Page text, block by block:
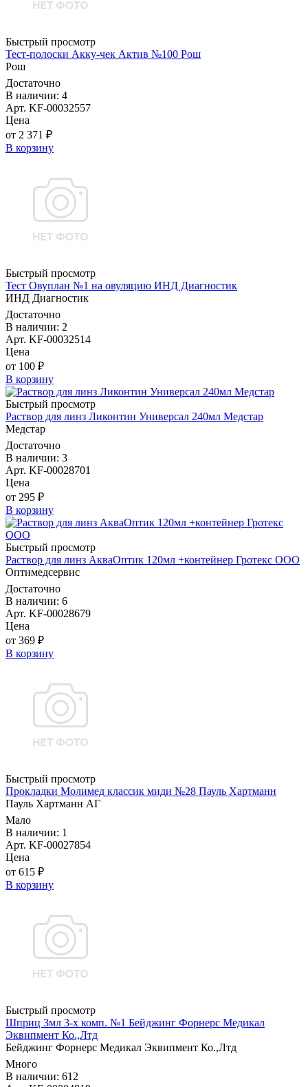
Быстрый просмотр
Тест-полоски Акку-чек Актив №100 Рош
Рош
Достаточно
В наличии: 4
Арт. KF-00032557
Цена
от 2 371 ₽
В корзину
Быстрый просмотр
Тест Овуплан №1 на овуляцию ИНД Диагностик
ИНД Диагностик
Достаточно
В наличии: 2
Арт. KF-00032514
Цена
от 100 ₽
В корзину
Быстрый просмотр
Раствор для линз Ликонтин Универсал 240мл Медстар
Медстар
Достаточно
В наличии: 3
Арт. KF-00028701
Цена
от 295 ₽
В корзину
Быстрый просмотр
Раствор для линз АкваОптик 120мл +контейнер Гротекс ООО
Оптимедсервис
Достаточно
В наличии: 6
Арт. KF-00028679
Цена
от 369 ₽
В корзину
Быстрый просмотр
Прокладки Молимед классик миди №28 Пауль Хартманн
Пауль Хартманн AГ
Мало
В наличии: 1
Арт. KF-00027854
Цена
от 615 ₽
В корзину
Быстрый просмотр
Шприц 3мл 3-х комп. №1 Бейджинг Форнерс Медикал
Эквипмент Ко.,Лтд
Бейджинг Форнерс Медикал Эквипмент Ко.,Лтд
Много
В наличии: 612